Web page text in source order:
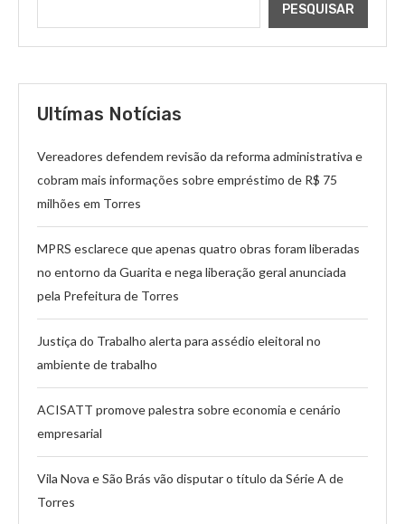
PESQUISAR
Ultímas Notícias
Vereadores defendem revisão da reforma administrativa e
cobram mais informações sobre empréstimo de R$ 75
milhões em Torres
MPRS esclarece que apenas quatro obras foram liberadas
no entorno da Guarita e nega liberação geral anunciada
pela Prefeitura de Torres
Justiça do Trabalho alerta para assédio eleitoral no
ambiente de trabalho
ACISATT promove palestra sobre economia e cenário
empresarial
Vila Nova e São Brás vão disputar o título da Série A de
Torres